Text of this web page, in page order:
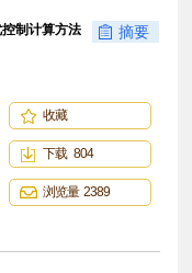
制计算方法 摘要
收藏
下载 804
浏览量 2389